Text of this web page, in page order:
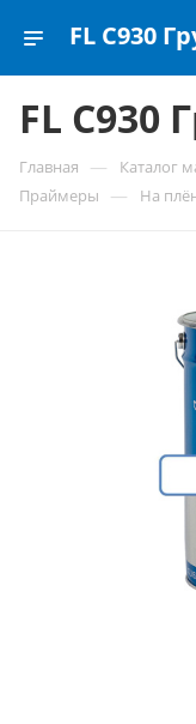
FL C930
FL C930
Главная — Каталог
Праймеры — На